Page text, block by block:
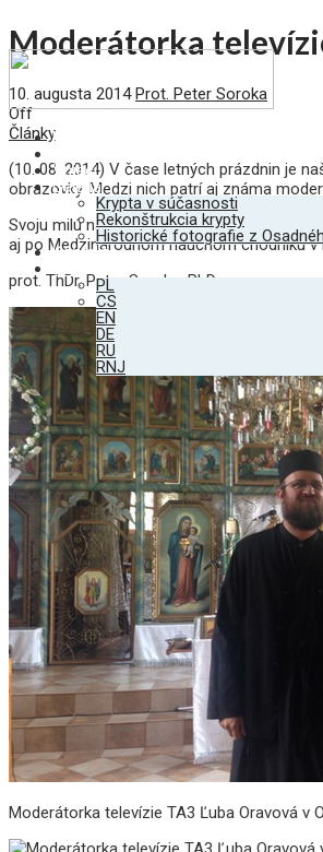
Úvod
Vojaci
Galéria
Krypta v súčasnosti
Rekonštrukcia krypty
Historické fotografie z
Kontakt
PL
CS
EN
DE
RU
RNJ
Moderátorka
10. augusta 2014 Prot. Peter Soroka
Off
Články
(10. 08. 2014) V čase letných prázdnin je
obrazovky. Medzi nich patrí aj známa
Svoju milú návštevu Osadného sa chystali
aj po Medzinárodnom náučnom chodníku
prot. ThDr. Peter Soroka, PhD.
Moderátorka televízie TA3 Ľuba Oravová